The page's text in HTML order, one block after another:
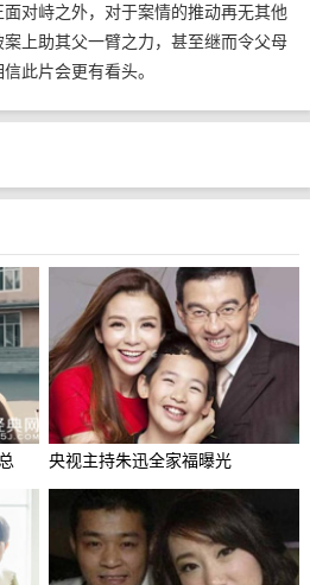
对峙之外，对于案情的推动再无其他
上助其父一臂之力，甚至继而令父母
此片会更有看头。
央视主持朱迅全家福曝光